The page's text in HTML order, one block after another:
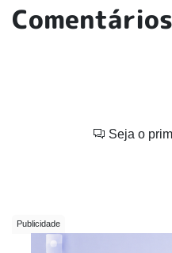
Comentários
Seja o